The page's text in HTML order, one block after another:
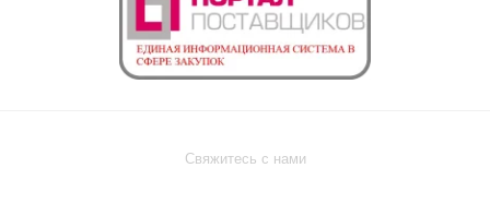
Свяжитесь с нами